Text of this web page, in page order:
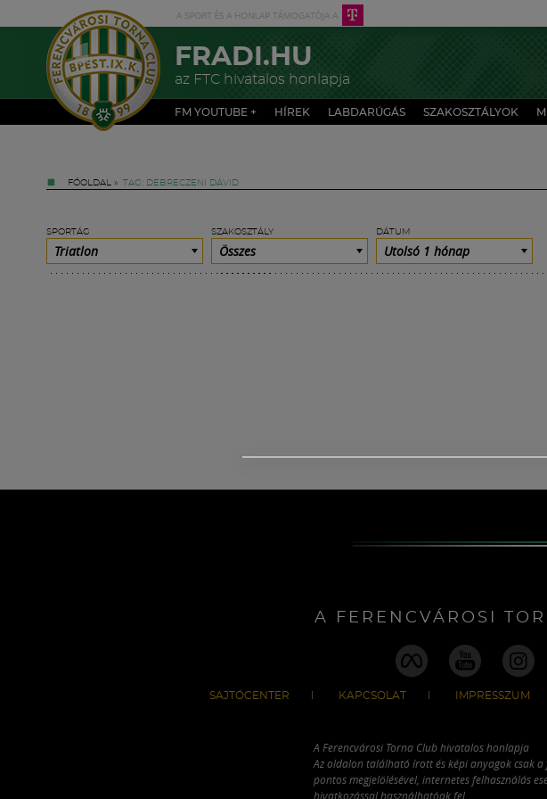
FRADI.HU
az FTC hivatalos honlapja
FM YOUTUBE + HÍREK LABDARÚGÁS SZAKOSZTÁLYOK
FŐOLDAL » TAG: DEBRECZENI DÁVID
SPORTÁG
Triatlon
SZAKOSZTÁLY
Összes
DÁTUM
Utolsó 1 hónap
A FERENCVÁROSI
SAJTÓCENTER KAPCSOLAT IMPRESSZUM
A Ferencvárosi Torna Club hivatalos honlapja
Az oldalon található írott és képi anyagok csak
pontos megjelölésével, internetes felhasználás
hivatkozással használhatóak fel.